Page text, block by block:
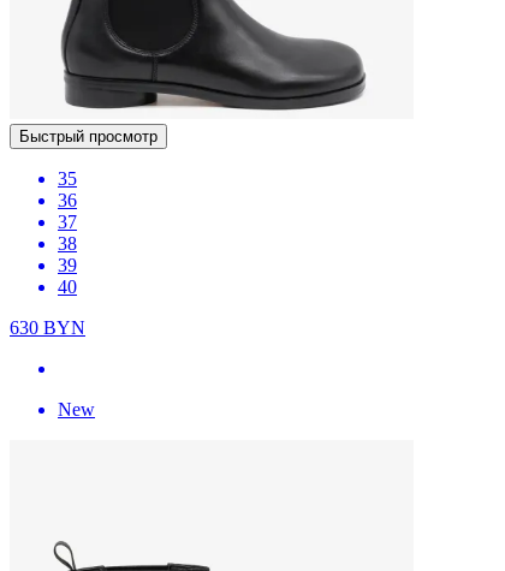
Быстрый просмотр
35
36
37
38
39
40
630 BYN
New